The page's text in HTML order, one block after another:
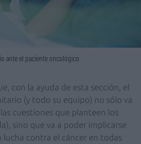
ante el paciente oncológico
con la ayuda de esta sección, el
(y todo su equipo) no sólo va
cuestiones que planteen los
sino que va a poder implicarse
lucha contra el cáncer en todas